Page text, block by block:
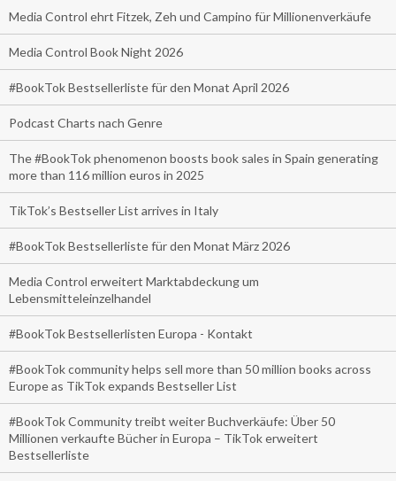
Media Control ehrt Fitzek, Zeh und Campino für Millionenverkäufe
Media Control Book Night 2026
#BookTok Bestsellerliste für den Monat April 2026
Podcast Charts nach Genre
The #BookTok phenomenon boosts book sales in Spain generating
more than 116 million euros in 2025
TikTok’s Bestseller List arrives in Italy
#BookTok Bestsellerliste für den Monat März 2026
Media Control erweitert Marktabdeckung um
Lebensmitteleinzelhandel
#BookTok Bestsellerlisten Europa - Kontakt
#BookTok community helps sell more than 50 million books across
Europe as TikTok expands Bestseller List
#BookTok Community treibt weiter Buchverkäufe: Über 50
Millionen verkaufte Bücher in Europa – TikTok erweitert
Bestsellerliste